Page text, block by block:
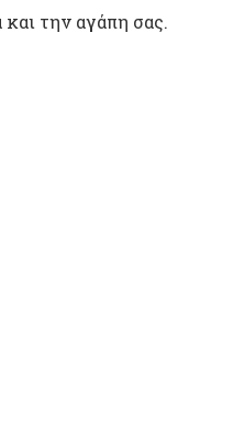
την αγάπη σας.